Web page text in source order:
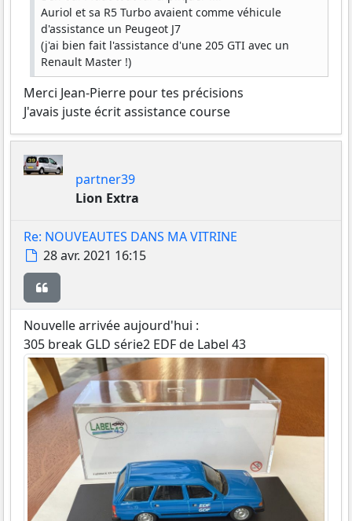
Auriol et sa R5 Turbo avaient comme véhicule
d'assistance un Peugeot J7
(j'ai bien fait l'assistance d'une 205 GTI avec un
Renault Master !)
Merci Jean-Pierre pour tes précisions
J'avais juste écrit assistance course
partner39
Lion Extra
Re: NOUVEAUTES DANS MA VITRINE
Message
28 avr. 2021 16:15
Nouvelle arrivée aujourd'hui :
305 break GLD série2 EDF de Label 43